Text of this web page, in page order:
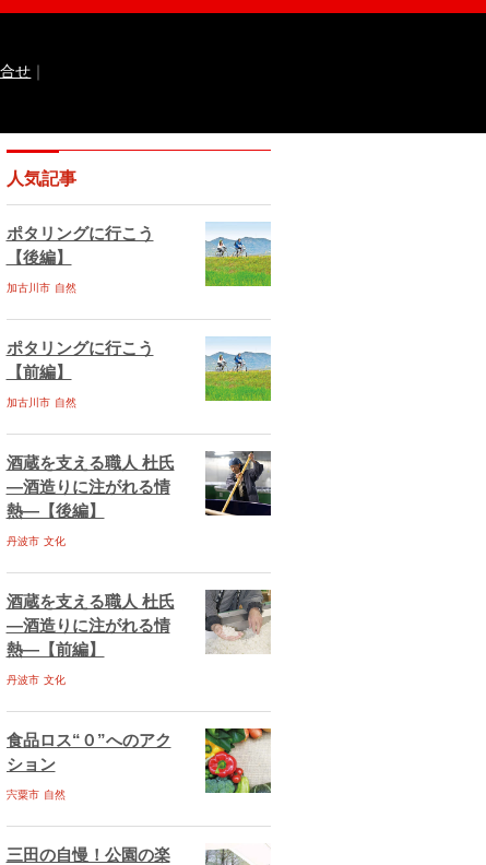
せ ｜
ほどっ！山田錦
際交流センター
神戸市ebooks
水区ebooks丹波市ebooks
福崎町ebooks
ebooks佐用町ebooks
西脇市ebooks
ebooks川西市ebooks
宍粟市ebooks
生市ebooks稲美町ebooks
ント情報イベント情報掲載のお申し込み
る質問サイトマップ
お問い合せ
ィポリシー
人気記事
ポタリングに行こう
【後編】
加古川市 自然
ポタリングに行こう
【前編】
加古川市 自然
酒蔵を支える職人 杜氏
―酒造りに注がれる情
熱―【後編】
丹波市 文化
酒蔵を支える職人 杜氏
―酒造りに注がれる情
熱―【前編】
丹波市 文化
食品ロス“０”へのアク
ション
宍粟市 自然
三田の自慢！公園の楽